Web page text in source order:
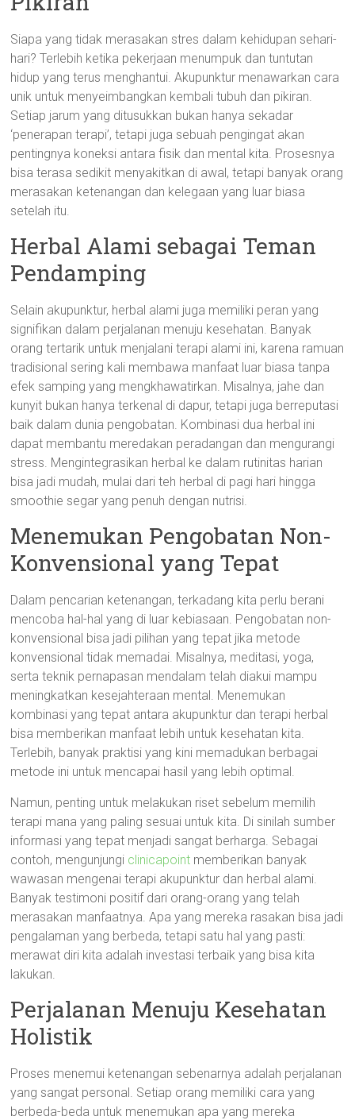
Siapa yang tidak merasakan stres dalam kehidupan sehari-
hari? Terlebih ketika pekerjaan menumpuk dan tuntutan
hidup yang terus menghantui. Akupunktur menawarkan cara
unik untuk menyeimbangkan kembali tubuh dan pikiran.
Setiap jarum yang ditusukkan bukan hanya sekadar
‘penerapan terapi’, tetapi juga sebuah pengingat akan
pentingnya koneksi antara fisik dan mental kita. Prosesnya
bisa terasa sedikit menyakitkan di awal, tetapi banyak orang
merasakan ketenangan dan kelegaan yang luar biasa
setelah itu.
Herbal Alami sebagai Teman
Pendamping
Selain akupunktur, herbal alami juga memiliki peran yang
signifikan dalam perjalanan menuju kesehatan. Banyak
orang tertarik untuk menjalani terapi alami ini, karena ramuan
tradisional sering kali membawa manfaat luar biasa tanpa
efek samping yang mengkhawatirkan. Misalnya, jahe dan
kunyit bukan hanya terkenal di dapur, tetapi juga berreputasi
baik dalam dunia pengobatan. Kombinasi dua herbal ini
dapat membantu meredakan peradangan dan mengurangi
stress. Mengintegrasikan herbal ke dalam rutinitas harian
bisa jadi mudah, mulai dari teh herbal di pagi hari hingga
smoothie segar yang penuh dengan nutrisi.
Menemukan Pengobatan Non-
Konvensional yang Tepat
Dalam pencarian ketenangan, terkadang kita perlu berani
mencoba hal-hal yang di luar kebiasaan. Pengobatan non-
konvensional bisa jadi pilihan yang tepat jika metode
konvensional tidak memadai. Misalnya, meditasi, yoga,
serta teknik pernapasan mendalam telah diakui mampu
meningkatkan kesejahteraan mental. Menemukan
kombinasi yang tepat antara akupunktur dan terapi herbal
bisa memberikan manfaat lebih untuk kesehatan kita.
Terlebih, banyak praktisi yang kini memadukan berbagai
metode ini untuk mencapai hasil yang lebih optimal.
Namun, penting untuk melakukan riset sebelum memilih
terapi mana yang paling sesuai untuk kita. Di sinilah sumber
informasi yang tepat menjadi sangat berharga. Sebagai
contoh, mengunjungi clinicapoint memberikan banyak
wawasan mengenai terapi akupunktur dan herbal alami.
Banyak testimoni positif dari orang-orang yang telah
merasakan manfaatnya. Apa yang mereka rasakan bisa jadi
pengalaman yang berbeda, tetapi satu hal yang pasti:
merawat diri kita adalah investasi terbaik yang bisa kita
lakukan.
Perjalanan Menuju Kesehatan
Holistik
Proses menemui ketenangan sebenarnya adalah perjalanan
yang sangat personal. Setiap orang memiliki cara yang
berbeda-beda untuk menemukan apa yang mereka